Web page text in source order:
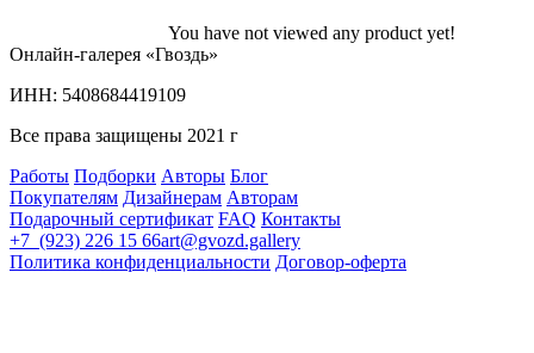
You have not viewed any product yet!
Онлайн-галерея «Гвоздь»
ИНН: 5408684419109
Все права защищены 2021 г
Работы Подборки Авторы Блог
Покупателям Дизайнерам Авторам
Подарочный сертификат FAQ Контакты
+7 (923) 226 15 66art@gvozd.gallery
Политика конфиденциальности Договор-оферта